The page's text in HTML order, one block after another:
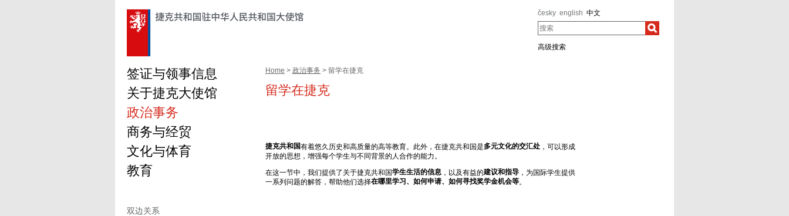
česky english 中文
搜索
高级搜索
Home > 政治事务 > 留学在捷克
留学在捷克
捷克共和国有着悠久历史和高质量的高等教育。此外，在捷克共和国是多元文化的交汇处 ，可以形成
开放的思想，增强每个学生与不同背景的人合作的能力。
在这一节中，我们提供了关于捷克共和国学生生活的信息 ，以及有益的建议和指导 ，为国际学生提供
一系列问题的解答，帮助他们选择在哪里学习、如何申请、如何寻找奖学金机会等。
签证与领事信息
关于捷克大使馆
政治事务
商务与经贸
文化与体育
教育
双边关系